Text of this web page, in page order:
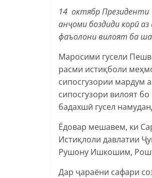
14 октябр Президенти
анҷоми боздиди корӣ
фаъолони вилоят ба
Маросими гусели
расми истиқболи
сипосгузории мардум
сипосгузори вилоят
бадахшӣ гусел
Ёдовар мешавем, ки
Истиқлоли давлатии
Рушону Ишкошим,
Дар ҷараёни сафари